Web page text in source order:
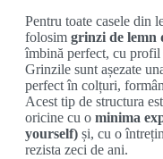
Pentru toate casele din
folosim grinzi de lemn
îmbină perfect, cu
Grinzile sunt așezate
perfect în colțuri,
Acest tip de structura
oricine cu o minima
yourself) și, cu o
rezista zeci de ani.